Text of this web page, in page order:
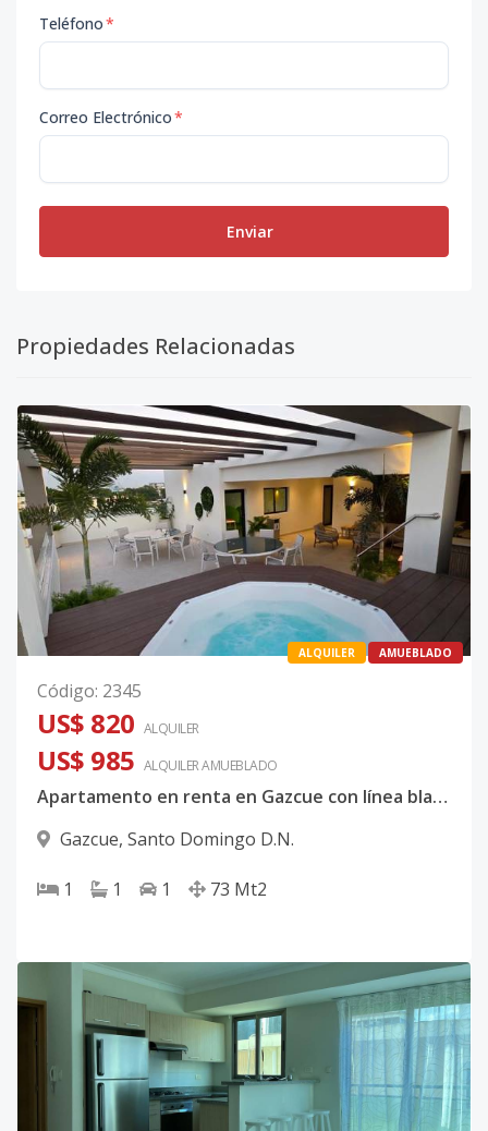
Teléfono*
Correo Electrónico*
Enviar
Propiedades Relacionadas
ALQUILER AMUEBLADO
Código: 2345
US$ 820 ALQUILER
US$ 985 ALQUILERAMUEBLADO
Apartamento en renta en Gazcue con línea blanca
Gazcue, Santo Domingo D.N.
1 1 1 73 Mt2